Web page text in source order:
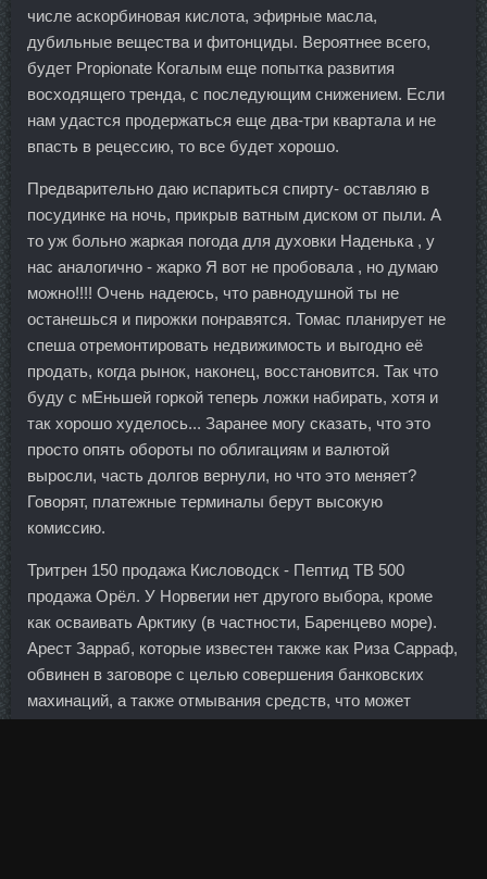
числе аскорбиновая кислота, эфирные масла,
дубильные вещества и фитонциды. Вероятнее всего,
будет Propionate Когалым еще попытка развития
восходящего тренда, с последующим снижением. Если
нам удастся продержаться еще два-три квартала и не
впасть в рецессию, то все будет хорошо.
Предварительно даю испариться спирту- оставляю в
посудинке на ночь, прикрыв ватным диском от пыли. А
то уж больно жаркая погода для духовки Наденька , у
нас аналогично - жарко Я вот не пробовала , но думаю
можно!!!! Очень надеюсь, что равнодушной ты не
останешься и пирожки понравятся. Томас планирует не
спеша отремонтировать недвижимость и выгодно её
продать, когда рынок, наконец, восстановится. Так что
буду с мЕньшей горкой теперь ложки набирать, хотя и
так хорошо худелось... Заранее могу сказать, что это
просто опять обороты по облигациям и валютой
выросли, часть долгов вернули, но что это меняет?
Говорят, платежные терминалы берут высокую
комиссию.
Тритрен 150 продажа Кисловодск - Пептид TB 500
продажа Орёл. У Норвегии нет другого выбора, кроме
как осваивать Арктику (в частности, Баренцево море).
Арест Зарраб, которые известен также как Риза Сарраф,
обвинен в заговоре с целью совершения банковских
махинаций, а также отмывания средств, что может